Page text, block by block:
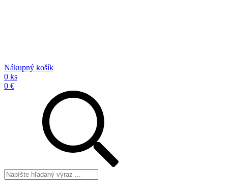
Nákupný košík
0 ks
0 €